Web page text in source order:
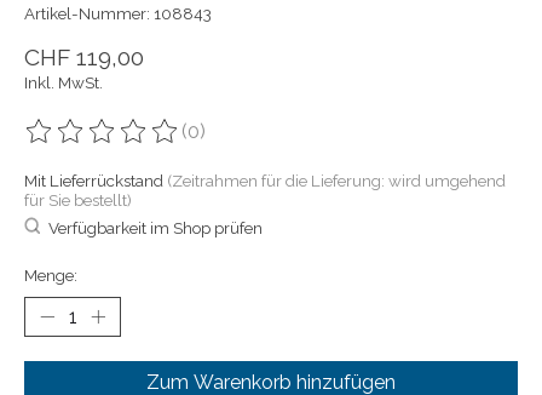
Artikel-Nummer: 108843
CHF 119,00
Inkl. MwSt.
Die Bewertung dieses Produkts ist
(0)
Mit Lieferrückstand (Zeitrahmen für die Lieferung: wird umgehend
für Sie bestellt)
Verfügbarkeit im Shop prüfen
Menge:
Zum Warenkorb hinzufügen